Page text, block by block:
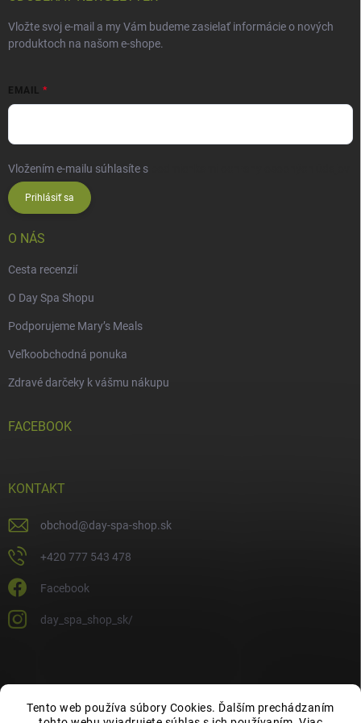
Tento web používa súbory Cookies. Ďalším prechádzaním
Vložte svoj e-mail a my Vám budeme zasielať informácie o nových
produktoch na našom e-shope.
EMAIL
Vložením e-mailu súhlasíte s
Prihlásiť sa
O NÁS
Cesta recenzií
O Day Spa Shopu
Podporujeme Mary’s Meals
Veľkoobchodná ponuka
Zdravé darčeky k vášmu nákupu
FACEBOOK
KONTAKT
obchod@day-spa-shop.sk
+420 777 543 478
Facebook
day_spa_shop_sk/